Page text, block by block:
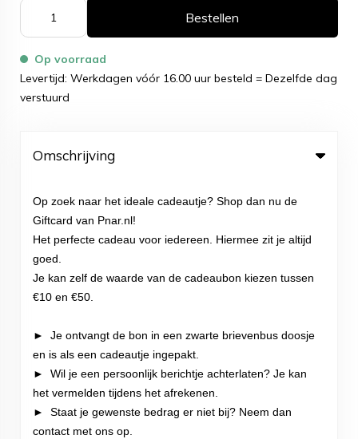
Bestellen
Op voorraad
Levertijd: Werkdagen vóór 16.00 uur besteld = Dezelfde dag
verstuurd
Omschrijving
Op zoek naar het ideale cadeautje? Shop dan nu de
Giftcard van Pnar.nl!
Het perfecte cadeau voor iedereen. Hiermee zit je altijd
goed.
Je kan zelf de waarde van de cadeaubon kiezen tussen
€10 en €50.
► Je ontvangt de bon in een zwarte brievenbus doosje
en is als een cadeautje ingepakt.
► Wil je een persoonlijk berichtje achterlaten? Je kan
het vermelden tijdens het afrekenen.
► Staat je gewenste bedrag er niet bij? Neem dan
contact met ons op.